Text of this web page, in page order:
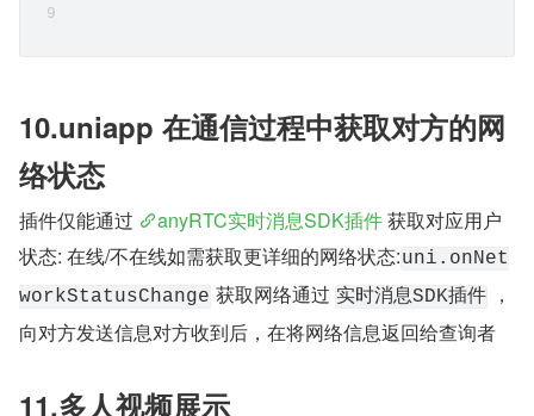
10.uniapp 在通信过程中获取对方的网
络状态
插件仅能通过 anyRTC实时消息SDK插件 获取对应用户
状态: 在线/不在线如需获取更详细的网络状态:uni.onNet
workStatusChange 获取网络通过 实时消息SDK插件
，
向对方发送信息对方收到后，在将网络信息返回给查询者
11.多人视频展示